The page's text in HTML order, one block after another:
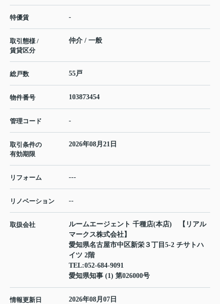
特優賃 -
取引態様 /
賃貸区分
仲介 / 一般
総戸数 55戸
物件番号 103873454
管理コード -
取引条件の
有効期限
2026年08月21日
リフォーム ---
リノベーション --
取扱会社
ルームエージェント 千種店(本店) 【リアル
マークス株式会社】
愛知県名古屋市中区新栄３丁目5-2 チサトハ
イツ 2階
TEL:052-684-9091
愛知県知事 (1) 第026000号
情報更新日 2026年08月07日